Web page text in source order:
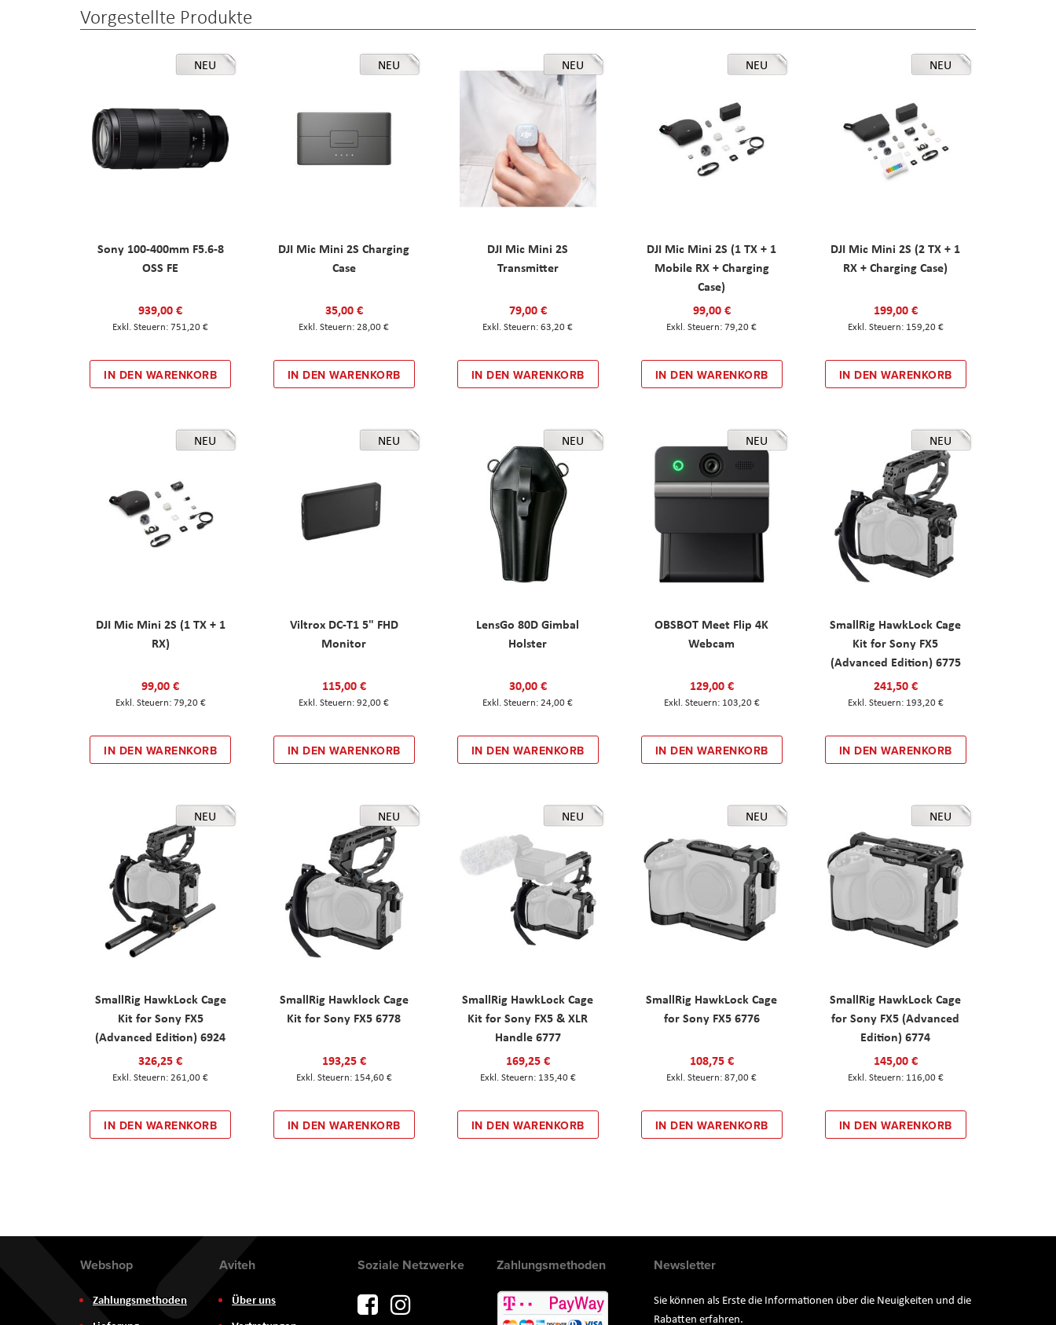
Vorgestellte Produkte
NEU
Sony 100-400mm F5.6-8
OSS FE
939,00 €
751,20 €
IN DEN WARENKORB
NEU
DJI Mic Mini 2S Charging
Case
35,00 €
28,00 €
IN DEN WARENKORB
NEU
DJI Mic Mini 2S
Transmitter
79,00 €
63,20 €
IN DEN WARENKORB
NEU
DJI Mic Mini 2S (1 TX + 1
Mobile RX + Charging
Case)
99,00 €
79,20 €
IN DEN WARENKORB
NEU
DJI Mic Mini 2S (2 TX + 1
RX + Charging Case)
199,00 €
159,20 €
IN DEN WARENKORB
NEU
DJI Mic Mini 2S (1 TX + 1
RX)
99,00 €
79,20 €
IN DEN WARENKORB
NEU
Viltrox DC-T1 5" FHD
Monitor
115,00 €
92,00 €
IN DEN WARENKORB
NEU
LensGo 80D Gimbal
Holster
30,00 €
24,00 €
IN DEN WARENKORB
NEU
OBSBOT Meet Flip 4K
Webcam
129,00 €
103,20 €
IN DEN WARENKORB
NEU
SmallRig HawkLock Cage
Kit for Sony FX5
(Advanced Edition) 6775
241,50 €
193,20 €
IN DEN WARENKORB
NEU
SmallRig HawkLock Cage
Kit for Sony FX5
(Advanced Edition) 6924
326,25 €
261,00 €
IN DEN WARENKORB
NEU
SmallRig Hawklock Cage
Kit for Sony FX5 6778
193,25 €
154,60 €
IN DEN WARENKORB
NEU
SmallRig HawkLock Cage
Kit for Sony FX5 & XLR
Handle 6777
169,25 €
135,40 €
IN DEN WARENKORB
NEU
SmallRig HawkLock Cage
for Sony FX5 6776
108,75 €
87,00 €
IN DEN WARENKORB
NEU
SmallRig HawkLock Cage
for Sony FX5 (Advanced
Edition) 6774
145,00 €
116,00 €
IN DEN WARENKORB
Newsletter
Sie können als Erste die Informationen über die Neuigkeiten und die
Rabatten erfahren.
Webshop
Zahlungsmethoden
Aviteh
Über uns
Soziale Netzwerke Zahlungsmethoden